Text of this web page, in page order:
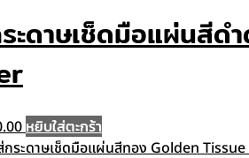
ะดาษเช็ดมือแผ่นสี
Current
price
หยิบใส่ตะกร้า